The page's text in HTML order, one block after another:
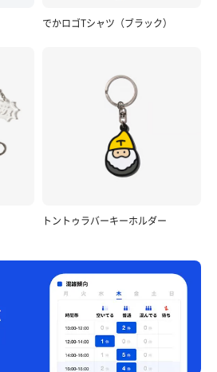
でかロゴTシャツ（ブラック）
トントゥラバーキーホルダー